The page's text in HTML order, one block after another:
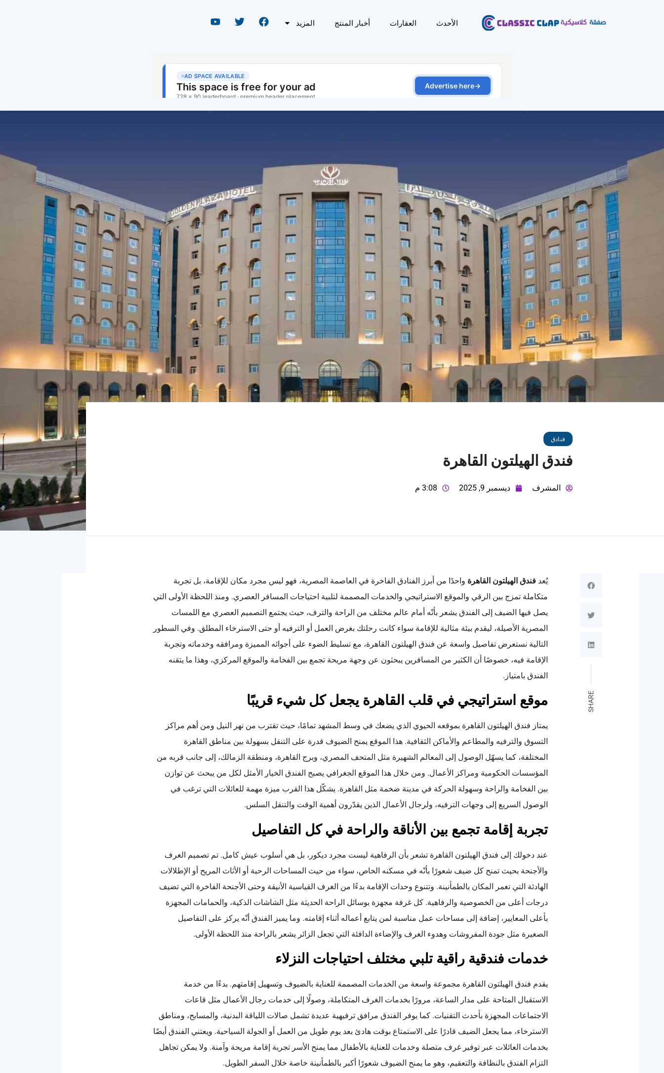
الأحدث العقارات أخبار المنتج المزيد
فنادق
فندق الهيلتون القاهرة
المشرف ديسمبر 9, 2025 3:08 م
SHARE
يُعد فندق الهيلتون القاهرة واحدًا من أبرز الفنادق الفاخرة في العاصمة المصرية، فهو ليس مجرد مكان للإقامة، بل تجربة
متكاملة تمزج بين الرقي والموقع الاستراتيجي والخدمات المصممة لتلبية احتياجات المسافر العصري. ومنذ اللحظة الأولى التي
يصل فيها الضيف إلى الفندق يشعر بأنّه أمام عالم مختلف من الراحة والترف، حيث يجتمع التصميم العصري مع اللمسات
المصرية الأصيلة، ليقدم بيئة مثالية للإقامة سواء كانت رحلتك بغرض العمل أو الترفيه أو حتى الاسترخاء المطلق. وفي السطور
التالية نستعرض تفاصيل واسعة عن فندق الهيلتون القاهرة، مع تسليط الضوء على أجوائه المميزة ومرافقه وخدماته وتجربة
الإقامة فيه، خصوصًا أن الكثير من المسافرين يبحثون عن وجهة مريحة تجمع بين الفخامة والموقع المركزي، وهذا ما يتقنه
الفندق بامتياز.
موقع استراتيجي في قلب القاهرة يجعل كل شيء قريبًا
يمتاز فندق الهيلتون القاهرة بموقعه الحيوي الذي يضعك في وسط المشهد تمامًا، حيث تقترب من نهر النيل ومن أهم مراكز
التسوق والترفيه والمطاعم والأماكن الثقافية. هذا الموقع يمنح الضيوف قدرة على التنقل بسهولة بين مناطق القاهرة
المختلفة، كما يسهّل الوصول إلى المعالم الشهيرة مثل المتحف المصري، وبرج القاهرة، ومنطقة الزمالك، إلى جانب قربه من
المؤسسات الحكومية ومراكز الأعمال. ومن خلال هذا الموقع الجغرافي يصبح الفندق الخيار الأمثل لكل من يبحث عن توازن
بين الفخامة والراحة وسهولة الحركة في مدينة ضخمة مثل القاهرة. يشكّل هذا القرب ميزة مهمة للعائلات التي ترغب في
الوصول السريع إلى وجهات الترفيه، ولرجال الأعمال الذين يقدّرون أهمية الوقت والتنقل السلس.
تجربة إقامة تجمع بين الأناقة والراحة في كل التفاصيل
عند دخولك إلى فندق الهيلتون القاهرة تشعر بأن الرفاهية ليست مجرد ديكور، بل هي أسلوب عيش كامل. تم تصميم الغرف
والأجنحة بحيث تمنح كل ضيف شعورًا بأنّه في مسكنه الخاص، سواء من حيث المساحات الرحبة أو الأثاث المريح أو الإطلالات
الهادئة التي تغمر المكان بالطمأنينة. وتتنوع وحدات الإقامة بدءًا من الغرف القياسية الأنيقة وحتى الأجنحة الفاخرة التي تضيف
درجات أعلى من الخصوصية والرفاهية. كل غرفة مجهزة بوسائل الراحة الحديثة مثل الشاشات الذكية، والحمامات المجهزة
بأعلى المعايير، إضافة إلى مساحات عمل مناسبة لمن يتابع أعماله أثناء إقامته. وما يميز الفندق أنّه يركز على التفاصيل
الصغيرة مثل جودة المفروشات وهدوء الغرف والإضاءة الدافئة التي تجعل الزائر يشعر بالراحة منذ اللحظة الأولى.
خدمات فندقية راقية تلبي مختلف احتياجات النزلاء
يقدم فندق الهيلتون القاهرة مجموعة واسعة من الخدمات المصممة للعناية بالضيوف وتسهيل إقامتهم. بدءًا من خدمة
الاستقبال المتاحة على مدار الساعة، مرورًا بخدمات الغرف المتكاملة، وصولًا إلى خدمات رجال الأعمال مثل قاعات
الاجتماعات المجهزة بأحدث التقنيات. كما يوفر الفندق مرافق ترفيهية عديدة تشمل صالات اللياقة البدنية، والمسابح، ومناطق
الاسترخاء، مما يجعل الضيف قادرًا على الاستمتاع بوقت هادئ بعد يوم طويل من العمل أو الجولة السياحية. ويعتني الفندق أيضًا
بخدمات العائلات عبر توفير غرف متصلة وخدمات للعناية بالأطفال مما يمنح الأسر تجربة إقامة مريحة وآمنة. ولا يمكن تجاهل
التزام الفندق بالنظافة والتعقيم، وهو ما يمنح الضيوف شعورًا أكبر بالطمأنينة خاصة خلال السفر الطويل.